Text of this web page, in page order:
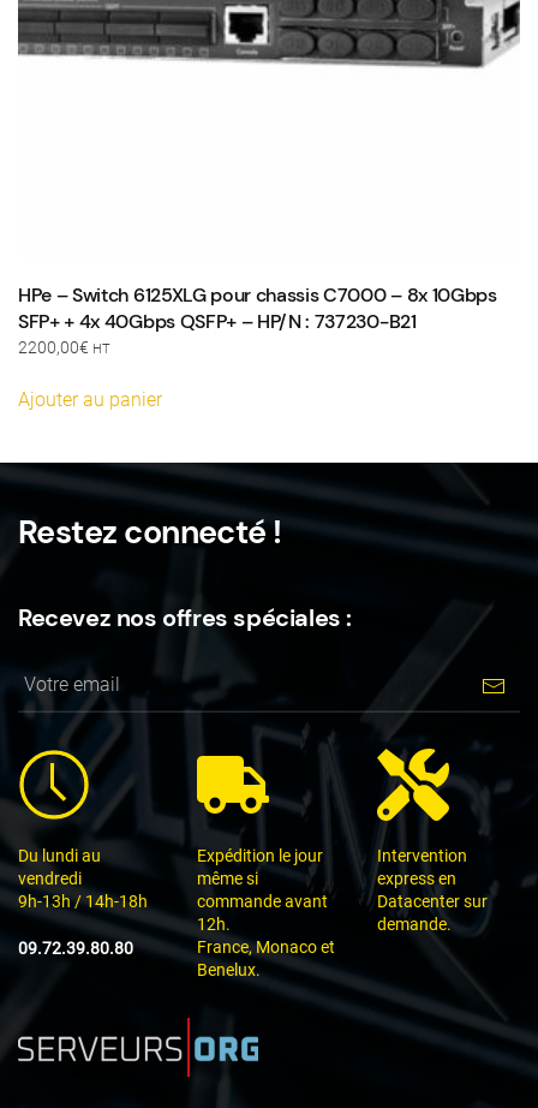
HPe – Switch 6125XLG pour chassis C7000 – 8x 10Gbps
SFP+ + 4x 40Gbps QSFP+ – HP/N : 737230-B21
2200,00€ HT
Ajouter au panier
Restez connecté !
Recevez nos offres spéciales :
Du lundi au
vendredi
9h-13h / 14h-18h
09.72.39.80.80
Expédition le jour
même si
commande avant
12h.
France, Monaco et
Benelux.
Intervention
express en
Datacenter sur
demande.